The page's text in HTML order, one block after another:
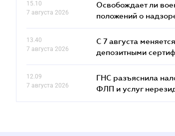
15.10
7 августа 2026
Освобождает ли
положений о
13.40
7 августа 2026
С 7 августа
депозитными
12.09
7 августа 2026
ГНС разъяснила
ФЛП и услуг